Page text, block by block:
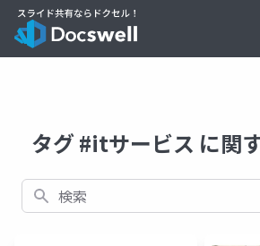
タグ #itサービス に関
検索